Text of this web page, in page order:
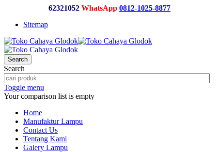
62321052 WhatsApp 0812-1025-8877
Sitemap
Search
Search
Toggle menu
Your comparison list is empty
Home
Manufaktur Lampu
Contact Us
Tentang Kami
Galery Lampu